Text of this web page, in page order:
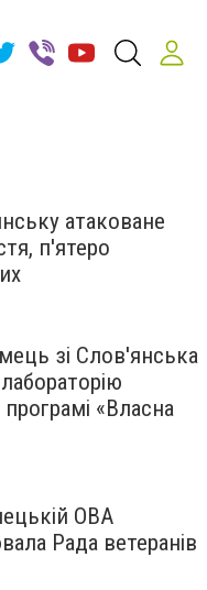
атаковане
п'ятеро
зі Слов'янська
«Власна
ОВА
Рада ветеранів